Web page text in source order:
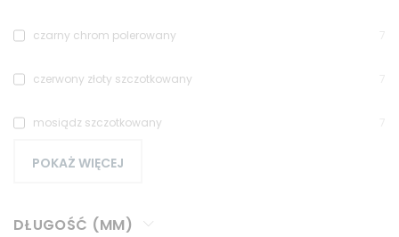
czarny chrom polerowany
czerwony złoty szczotkowany
mosiądz szczotkowany
POKAŻ WIĘCEJ
DŁUGOŚĆ (MM)